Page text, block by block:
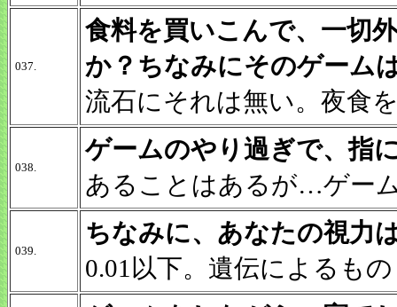
037.
食料を買いこんで、一切
か？ちなみにそのゲーム
流石にそれは無い。夜食
038.
ゲームのやり過ぎで、指
あることはあるが…ゲー
039.
ちなみに、あなたの視力
0.01以下。遺伝によるも